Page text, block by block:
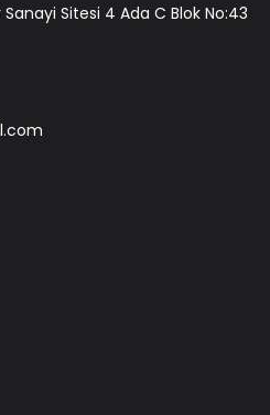
Sitesi 4 Ada C Blok No:43